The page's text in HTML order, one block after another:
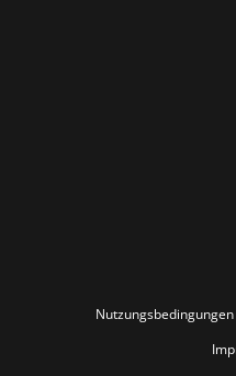
Nutzungsbedingungen